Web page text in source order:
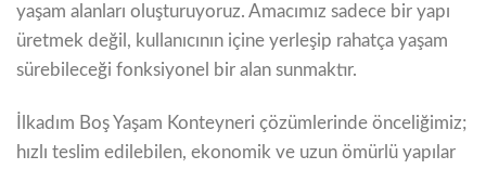
yaşam alanları oluşturuyoruz. Amacımız sadece bir yapı
üretmek değil, kullanıcının içine yerleşip rahatça yaşam
sürebileceği fonksiyonel bir alan sunmaktır.
İlkadım Boş Yaşam Konteyneri çözümlerinde önceliğimiz;
hızlı teslim edilebilen, ekonomik ve uzun ömürlü yapılar